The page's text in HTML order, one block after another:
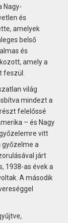
Nagy-
és
amelyek
belső
és
amely a
világ
mindezt a
felelőssé
– és Nagy
vitt
győzelme a
járt
1938-as évek a
A második